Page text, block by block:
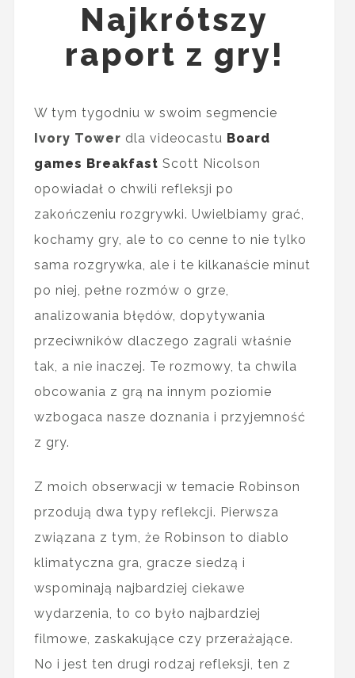
Najkrótszy
raport z gry!
W tym tygodniu w swoim segmencie
Ivory Tower dla videocastu Board
games Breakfast Scott Nicolson
opowiadał o chwili refleksji po
zakończeniu rozgrywki. Uwielbiamy grać,
kochamy gry, ale to co cenne to nie tylko
sama rozgrywka, ale i te kilkanaście minut
po niej, pełne rozmów o grze,
analizowania błędów, dopytywania
przeciwników dlaczego zagrali właśnie
tak, a nie inaczej. Te rozmowy, ta chwila
obcowania z grą na innym poziomie
wzbogaca nasze doznania i przyjemność
z gry.
Z moich obserwacji w temacie Robinson
przodują dwa typy reflekcji. Pierwsza
związana z tym, że Robinson to diablo
klimatyczna gra, gracze siedzą i
wspominają najbardziej ciekawe
wydarzenia, to co było najbardziej
filmowe, zaskakujące czy przerażające.
No i jest ten drugi rodzaj refleksji, ten z